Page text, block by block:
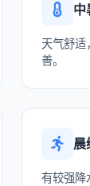
中
天气舒适
善。
晨
有较强降